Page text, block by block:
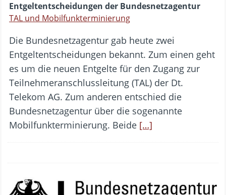
Entgeltentscheidungen der Bundesnetzagentur
TAL und Mobilfunkterminierung
Die Bundesnetzagentur gab heute zwei
Entgeltentscheidungen bekannt. Zum einen geht
es um die neuen Entgelte für den Zugang zur
Teilnehmeranschlussleitung (TAL) der Dt.
Telekom AG. Zum anderen entschied die
Bundesnetzagentur über die sogenannte
Mobilfunkterminierung. Beide […]